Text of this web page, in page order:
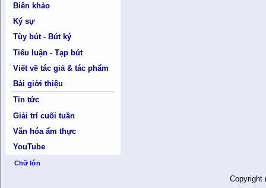
Biên khảo
Ký sự
Tùy bút - Bút ký
Tiểu luận - Tạp bút
Viết về tác giả & tác phẩm
Bài giới thiệu
Tin tức
Giải trí cuối tuần
Văn hóa ẩm thực
YouTube
Chữ lớn
Copyright